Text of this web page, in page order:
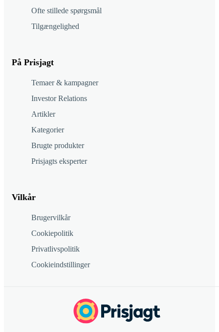
Ofte stillede spørgsmål
Tilgængelighed
På Prisjagt
Temaer & kampagner
Investor Relations
Artikler
Kategorier
Brugte produkter
Prisjagts eksperter
Vilkår
Brugervilkår
Cookiepolitik
Privatlivspolitik
Cookieindstillinger